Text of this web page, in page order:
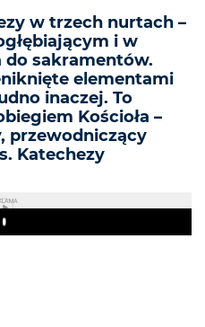
w trzech nurtach –
i w
sakramentów.
elementami
inaczej. To
Kościoła –
przewodniczący
Katechezy
Play